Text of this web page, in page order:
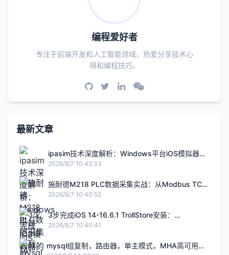
编程爱好者
专注于前端开发和人工智能领域，热爱分享技术心
得和编程技巧。
最新文章
ipasim技术深度解析：Windows平台iOS模拟器的
架构实现与跨平台兼容性挑战
2026/8/7 10:42:33
施耐德M218 PLC数据采集实战：从Modbus TCP
协议到Python稳定采集方案
2026/8/7 10:40:52
3步完成iOS 14-16.6.1 TrollStore安装：
TrollInstallerX终极指南
2026/8/7 10:40:41
mysql组复制，路由器，单主模式，MHA高可用和